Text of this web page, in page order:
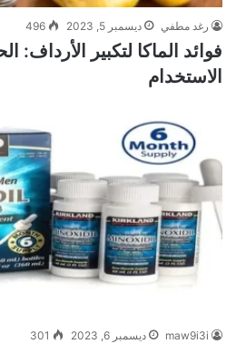
رغد مطفي ديسمبر 5, 2023 496
فوائد الماكا لتكبير الأرداف:
الاستخدام
maw9i3i ديسمبر 6, 2023 301